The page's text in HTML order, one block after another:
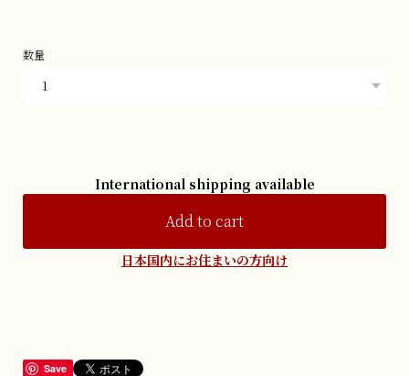
数量
International shipping available
Add to cart
日本国内にお住まいの方向け
Save